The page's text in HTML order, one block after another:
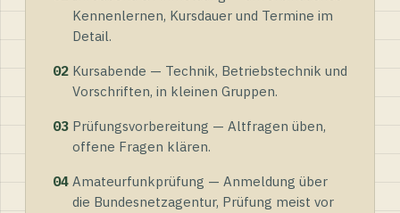
Kennenlernen, Kursdauer und Termine im
Detail.
02 Kursabende — Technik, Betriebstechnik und
Vorschriften, in kleinen Gruppen.
03 Prüfungsvorbereitung — Altfragen üben,
offene Fragen klären.
04 Amateurfunkprüfung — Anmeldung über
die Bundesnetzagentur, Prüfung meist vor